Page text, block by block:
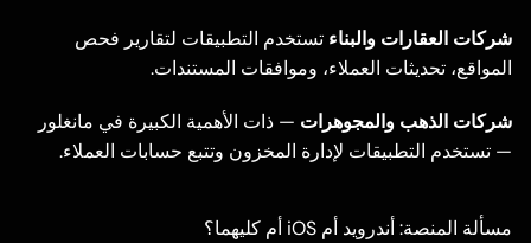
شركات العقارات والبناء تستخدم التطبيقات لتقارير فحص
المواقع، تحديثات العملاء، وموافقات المستندات.
شركات الذهب والمجوهرات — ذات الأهمية الكبيرة في مانغلور
— تستخدم التطبيقات لإدارة المخزون وتتبع حسابات العملاء.
مسألة المنصة: أندرويد أم iOS أم كليهما؟